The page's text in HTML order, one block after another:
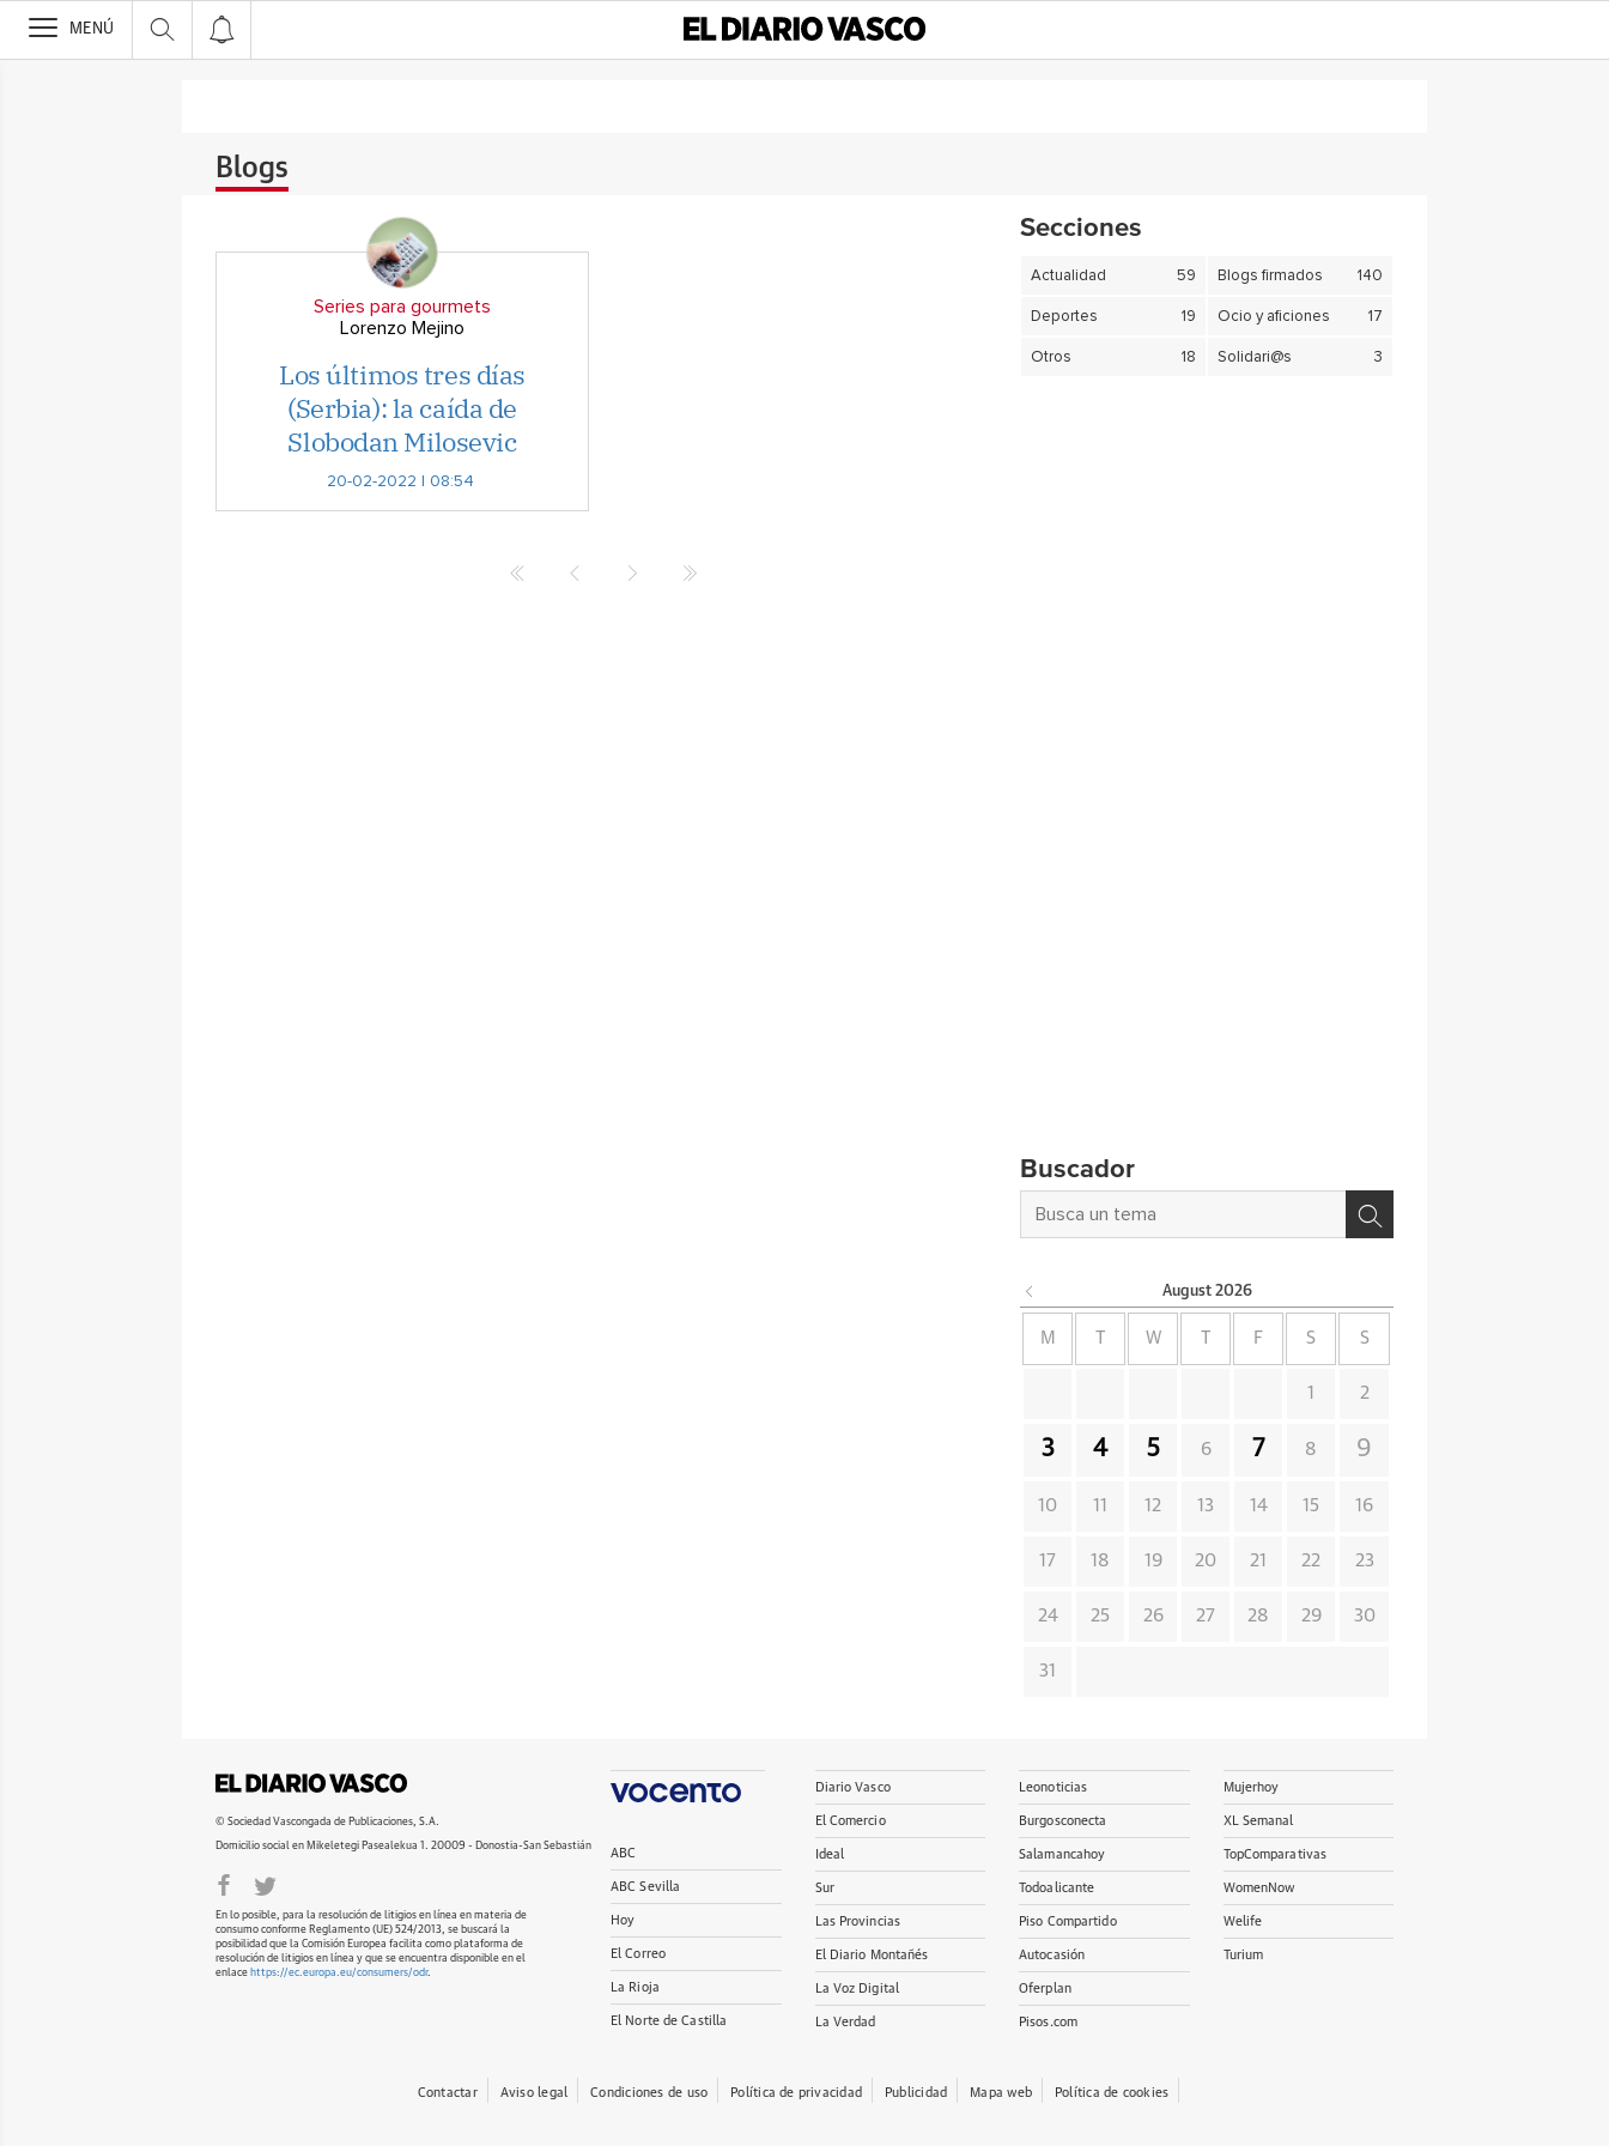
>
MENÚ
Blogs
Series para gourmets
Lorenzo Mejino
Los últimos tres días
(Serbia): la caída de
Slobodan Milosevic
20-02-2022 | 08:54
Secciones
Actualidad 59 Blogs firmados 140
Deportes 19 Ocio y aficiones 17
Otros 18 Solidari@s 3
Buscador
August 2026
M W F S S
1 2
3 4 5 6 7 8 9
10 11 12 13 14 15 16
17 18 19 20 21 22 23
24 25 26 27 28 29 30
31
© Sociedad Vascongada de Publicaciones, S.A.
Domicilio social en Mikeletegi Pasealekua 1. 20009 - Donostia-San Sebastián
En lo posible, para la resolución de litigios en línea en materia de
consumo conforme Reglamento (UE) 524/2013, se buscará la
posibilidad que la Comisión Europea facilita como plataforma de
resolución de litigios en línea y que se encuentra disponible en el
enlace https://ec.europa.eu/consumers/odr.
ABC
ABC Sevilla
Hoy
El Correo
La Rioja
El Norte de Castilla
Diario Vasco
El Comercio
Ideal
Sur
Las Provincias
El Diario Montañés
La Voz Digital
La Verdad
Leonoticias
Burgosconecta
Salamancahoy
Todoalicante
Piso Compartido
Autocasión
Oferplan
Pisos.com
Mujerhoy
XL Semanal
TopComparativas
WomenNow
Welife
Turium
Contactar Aviso legal Condiciones de uso Política de privacidad Publicidad Mapa web Política de cookies